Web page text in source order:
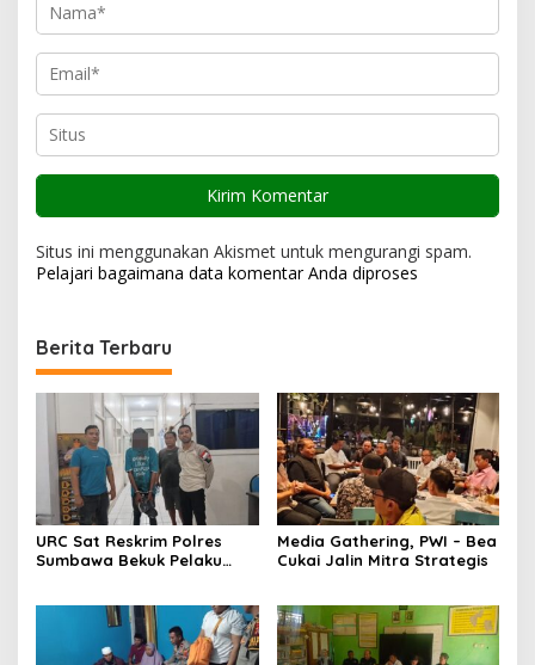
Situs ini menggunakan Akismet untuk mengurangi spam.
Pelajari bagaimana data komentar Anda diproses
Berita Terbaru
URC Sat Reskrim Polres
Sumbawa Bekuk Pelaku
Media Gathering, PWI – Bea
Cukai Jalin Mitra Strategis